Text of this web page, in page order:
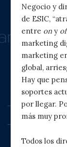
Negocio y
de ESIC,
entre on y
marketing
marketing
global,
Hay que
soportes
por llegar.
más muy
Todos los